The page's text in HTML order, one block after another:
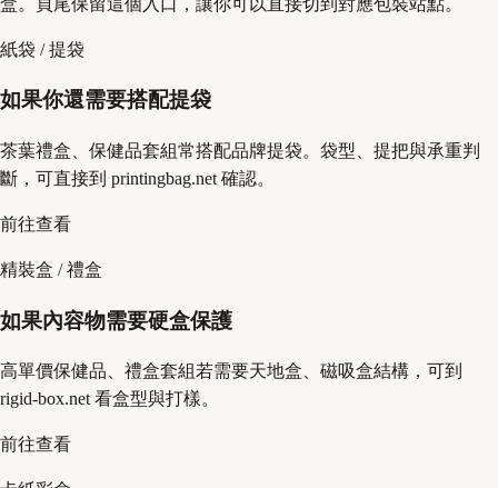
紙袋 / 提袋
如果你還需要搭配提袋
茶葉禮盒、保健品套組常搭配品牌提袋。袋型、提把與承重判
斷，可直接到 printingbag.net 確認。
前往查看
精裝盒 / 禮盒
如果內容物需要硬盒保護
高單價保健品、禮盒套組若需要天地盒、磁吸盒結構，可到
rigid-box.net 看盒型與打樣。
前往查看